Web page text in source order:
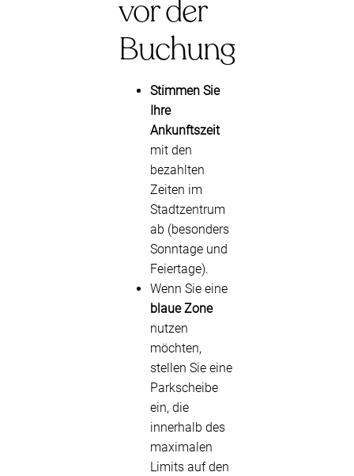
vor der
Buchung
Stimmen Sie
Ihre
Ankunftszeit
mit den
bezahlten
Zeiten im
Stadtzentrum
ab (besonders
Sonntage und
Feiertage).
Wenn Sie eine
blaue Zone
nutzen
möchten,
stellen Sie eine
Parkscheibe
ein, die
innerhalb des
maximalen
Limits auf den